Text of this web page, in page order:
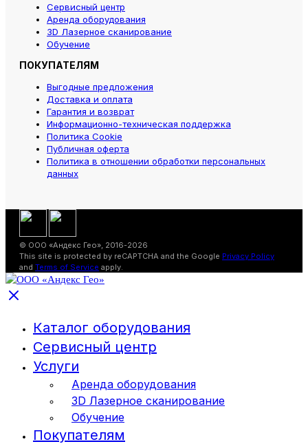
Сервисный центр
Аренда оборудования
3D Лазерное сканирование
Обучение
ПОКУПАТЕЛЯМ
Выгодные предложения
Доставка и оплата
Гарантия и возврат
Информационно-техническая поддержка
Политика Cookie
Публичная оферта
Политика в отношении обработки персональных
данных
© ООО «Андекс Гео», 2016-2026
This site is protected by reCAPTCHA and the Google Privacy Policy
and Terms of Service apply.
Каталог оборудования
Сервисный центр
Услуги
Аренда оборудования
3D Лазерное сканирование
Обучение
Покупателям